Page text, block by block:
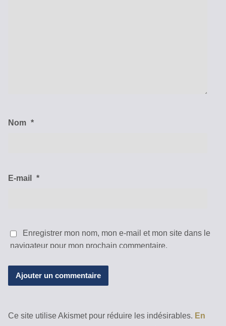
Nom *
E-mail *
Enregistrer mon nom, mon e-mail et mon site dans le
navigateur pour mon prochain commentaire.
Ce site utilise Akismet pour réduire les indésirables. En